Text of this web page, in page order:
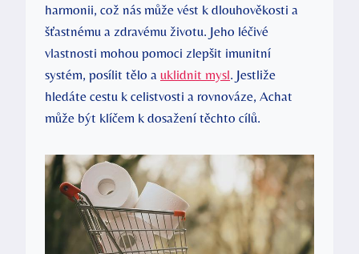
harmonii, což nás může vést k dlouhověkosti a
šťastnému a zdravému životu. Jeho léčivé
vlastnosti mohou pomoci zlepšit imunitní
systém, posílit tělo a uklidnit mysl. Jestliže
hledáte cestu k celistvosti a rovnováze, Achat
může být klíčem k dosažení těchto cílů.